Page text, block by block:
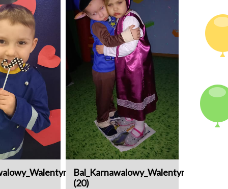
Bal_Karnawalowy_Walentynki
(20)